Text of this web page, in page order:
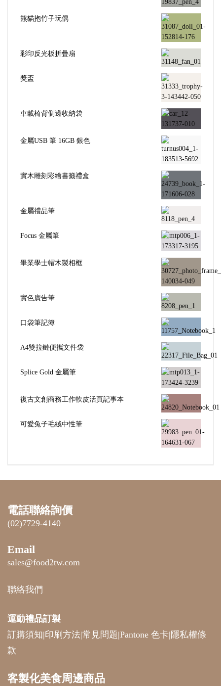
熊貓抱竹子玩偶
彩印反光板折疊扇
獎盃
車載椅背側邊收納袋
金屬USB 筆 16GB 銀色
實木雕刻彩繪書籤禮盒
金屬禮品筆
Focus 金屬筆
畢業學士帽木製相框
實色廣告筆
口袋筆記簿
A4雙拉鏈便攜文件袋
Splice Gold 金屬筆
復古文創商務工作軟皮活頁記事本
可愛兔子毛絨中性筆
電話聯絡詢價
(02)7729-4140
Email
sales@food2tw.com
聯絡我們
運動禮品訂製
訂購須知|印刷方法|常見問題|Pantone 色卡| 隱私權條
款
客製化美食周邊商品